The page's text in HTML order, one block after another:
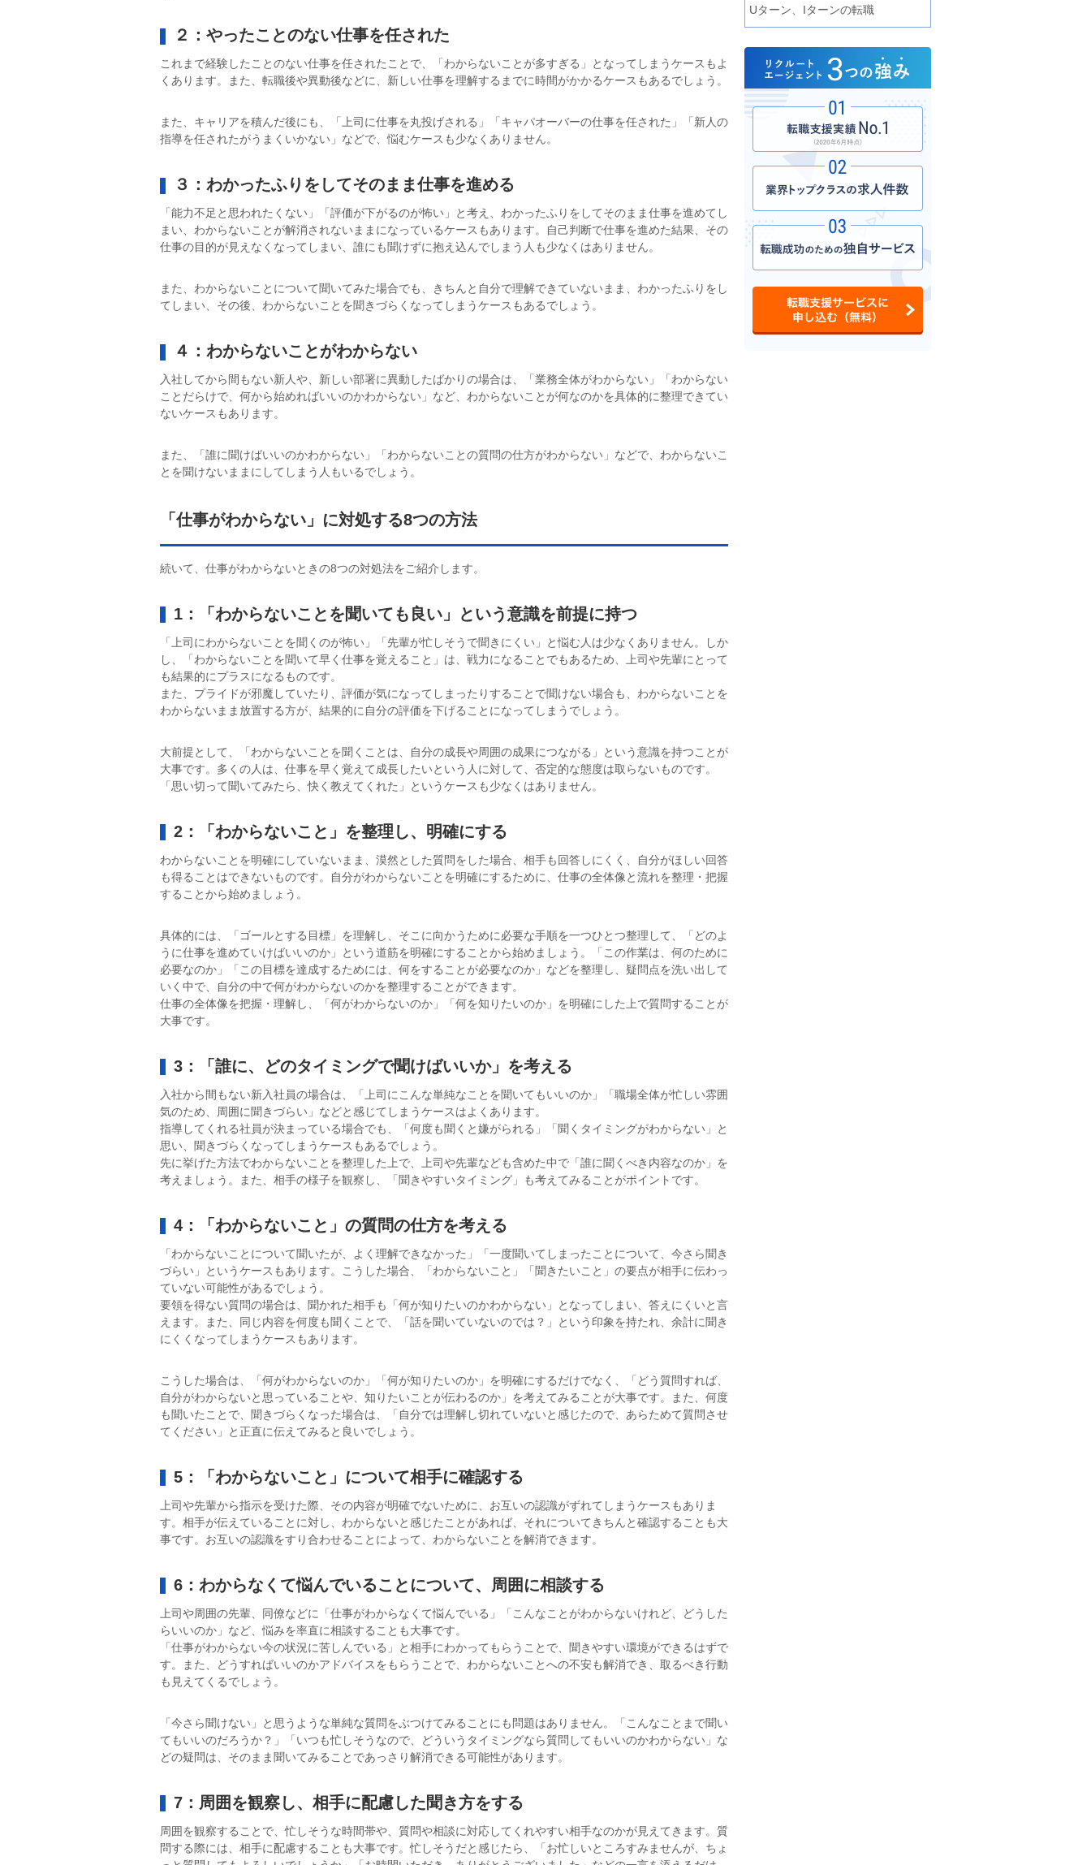
２：やったことのない仕事を任された
これまで経験したことのない仕事を任されたことで、「わからないことが多すぎる」となってしまうケースもよ
くあります。また、転職後や異動後などに、新しい仕事を理解するまでに時間がかかるケースもあるでしょう。
また、キャリアを積んだ後にも、「上司に仕事を丸投げされる」「キャパオーバーの仕事を任された」「新人の
指導を任されたがうまくいかない」などで、悩むケースも少なくありません。
３：わかったふりをしてそのまま仕事を進める
「能力不足と思われたくない」「評価が下がるのが怖い」と考え、わかったふりをしてそのまま仕事を進めてし
まい、わからないことが解消されないままになっているケースもあります。自己判断で仕事を進めた結果、その
仕事の目的が見えなくなってしまい、誰にも聞けずに抱え込んでしまう人も少なくはありません。
また、わからないことについて聞いてみた場合でも、きちんと自分で理解できていないまま、わかったふりをし
てしまい、その後、わからないことを聞きづらくなってしまうケースもあるでしょう。
４：わからないことがわからない
入社してから間もない新人や、新しい部署に異動したばかりの場合は、「業務全体がわからない」「わからない
ことだらけで、何から始めればいいのかわからない」など、わからないことが何なのかを具体的に整理できてい
ないケースもあります。
また、「誰に聞けばいいのかわからない」「わからないことの質問の仕方がわからない」などで、わからないこ
とを聞けないままにしてしまう人もいるでしょう。
「仕事がわからない」に対処する8つの方法
続いて、仕事がわからないときの8つの対処法をご紹介します。
1：「わからないことを聞いても良い」という意識を前提に持つ
「上司にわからないことを聞くのが怖い」「先輩が忙しそうで聞きにくい」と悩む人は少なくありません。しか
し、「わからないことを聞いて早く仕事を覚えること」は、戦力になることでもあるため、上司や先輩にとって
も結果的にプラスになるものです。
また、プライドが邪魔していたり、評価が気になってしまったりすることで聞けない場合も、わからないことを
わからないまま放置する方が、結果的に自分の評価を下げることになってしまうでしょう。
大前提として、「わからないことを聞くことは、自分の成長や周囲の成果につながる」という意識を持つことが
大事です。多くの人は、仕事を早く覚えて成長したいという人に対して、否定的な態度は取らないものです。
「思い切って聞いてみたら、快く教えてくれた」というケースも少なくはありません。
2：「わからないこと」を整理し、明確にする
わからないことを明確にしていないまま、漠然とした質問をした場合、相手も回答しにくく、自分がほしい回答
も得ることはできないものです。自分がわからないことを明確にするために、仕事の全体像と流れを整理・把握
することから始めましょう。
具体的には、「ゴールとする目標」を理解し、そこに向かうために必要な手順を一つひとつ整理して、「どのよ
うに仕事を進めていけばいいのか」という道筋を明確にすることから始めましょう。「この作業は、何のために
必要なのか」「この目標を達成するためには、何をすることが必要なのか」などを整理し、疑問点を洗い出して
いく中で、自分の中で何がわからないのかを整理することができます。
仕事の全体像を把握・理解し、「何がわからないのか」「何を知りたいのか」を明確にした上で質問することが
大事です。
3：「誰に、どのタイミングで聞けばいいか」を考える
入社から間もない新入社員の場合は、「上司にこんな単純なことを聞いてもいいのか」「職場全体が忙しい雰囲
気のため、周囲に聞きづらい」などと感じてしまうケースはよくあります。
指導してくれる社員が決まっている場合でも、「何度も聞くと嫌がられる」「聞くタイミングがわからない」と
思い、聞きづらくなってしまうケースもあるでしょう。
先に挙げた方法でわからないことを整理した上で、上司や先輩なども含めた中で「誰に聞くべき内容なのか」を
考えましょう。また、相手の様子を観察し、「聞きやすいタイミング」も考えてみることがポイントです。
4：「わからないこと」の質問の仕方を考える
「わからないことについて聞いたが、よく理解できなかった」「一度聞いてしまったことについて、今さら聞き
づらい」というケースもあります。こうした場合、「わからないこと」「聞きたいこと」の要点が相手に伝わっ
ていない可能性があるでしょう。
要領を得ない質問の場合は、聞かれた相手も「何が知りたいのかわからない」となってしまい、答えにくいと言
えます。また、同じ内容を何度も聞くことで、「話を聞いていないのでは？」という印象を持たれ、余計に聞き
にくくなってしまうケースもあります。
こうした場合は、「何がわからないのか」「何が知りたいのか」を明確にするだけでなく、「どう質問すれば、
自分がわからないと思っていることや、知りたいことが伝わるのか」を考えてみることが大事です。また、何度
も聞いたことで、聞きづらくなった場合は、「自分では理解し切れていないと感じたので、あらためて質問させ
てください」と正直に伝えてみると良いでしょう。
5：「わからないこと」について相手に確認する
上司や先輩から指示を受けた際、その内容が明確でないために、お互いの認識がずれてしまうケースもありま
す。相手が伝えていることに対し、わからないと感じたことがあれば、それについてきちんと確認することも大
事です。お互いの認識をすり合わせることによって、わからないことを解消できます。
6：わからなくて悩んでいることについて、周囲に相談する
上司や周囲の先輩、同僚などに「仕事がわからなくて悩んでいる」「こんなことがわからないけれど、どうした
らいいのか」など、悩みを率直に相談することも大事です。
「仕事がわからない今の状況に苦しんでいる」と相手にわかってもらうことで、聞きやすい環境ができるはずで
す。また、どうすればいいのかアドバイスをもらうことで、わからないことへの不安も解消でき、取るべき行動
も見えてくるでしょう。
「今さら聞けない」と思うような単純な質問をぶつけてみることにも問題はありません。「こんなことまで聞い
てもいいのだろうか？」「いつも忙しそうなので、どういうタイミングなら質問してもいいのかわからない」な
どの疑問は、そのまま聞いてみることであっさり解消できる可能性があります。
7：周囲を観察し、相手に配慮した聞き方をする
周囲を観察することで、忙しそうな時間帯や、質問や相談に対応してくれやすい相手なのかが見えてきます。質
問する際には、相手に配慮することも大事です。忙しそうだと感じたら、「お忙しいところすみませんが、ちょ
Uターン、Iターンの転職